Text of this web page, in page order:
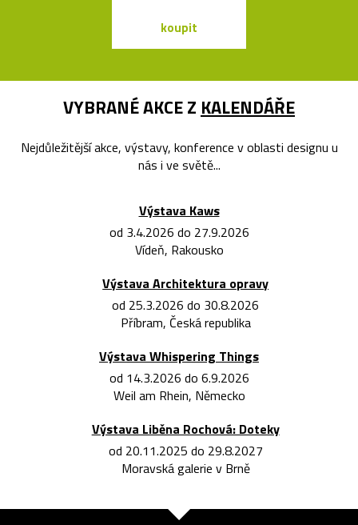
koupit
VYBRANÉ AKCE Z KALENDÁŘE
Nejdůležitější akce, výstavy, konference v oblasti designu u
nás i ve světě...
Výstava Kaws
od 3.4.2026 do 27.9.2026
Vídeň, Rakousko
Výstava Architektura opravy
od 25.3.2026 do 30.8.2026
Příbram, Česká republika
Výstava Whispering Things
od 14.3.2026 do 6.9.2026
Weil am Rhein, Německo
Výstava Liběna Rochová: Doteky
od 20.11.2025 do 29.8.2027
Moravská galerie v Brně